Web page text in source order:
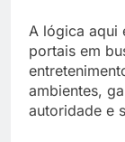
A lógica aqui
portais em
ambientes,
autoridade e